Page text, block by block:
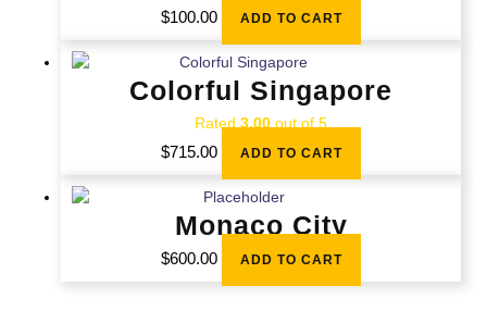
$100.00 ADD TO CART
Colorful Singapore
Rated 3.00 out of 5
$715.00 ADD TO CART
Monaco City
$600.00 ADD TO CART